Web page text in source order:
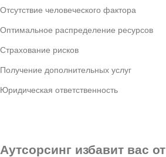
Отсутствие человеческого фактора
Оптимальное распределение ресурсов
Страхование рисков
Получение дополнительных услуг
Юридическая ответственность
Аутсорсинг избавит вас от